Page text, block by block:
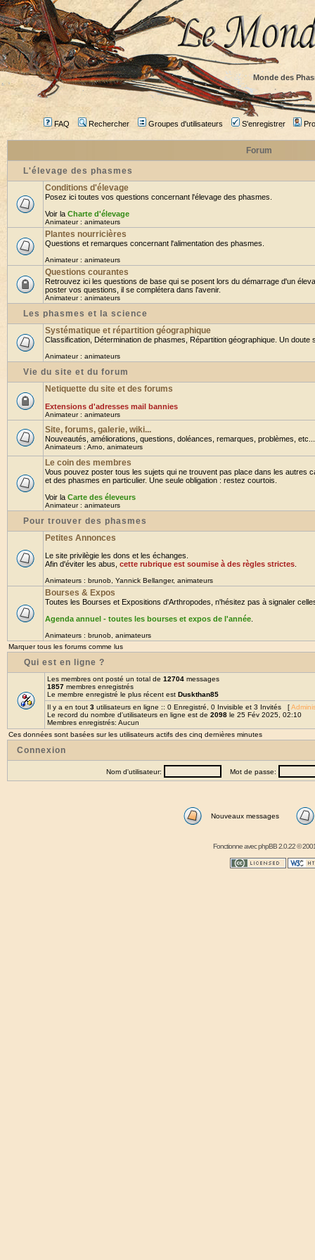
Monde des
FAQ Rechercher Groupes d'utilisateurs S'enregistrer
Forum
L'élevage des phasmes
Conditions d'élevage
Posez ici toutes vos questions concernant l'élevage des phasmes.
Voir la Charte d'élevage
Animateur : animateurs
Plantes nourricières
Questions et remarques concernant l'alimentation des phasmes.
Animateur : animateurs
Questions courantes
Retrouvez ici les questions de base qui se posent lors du démarrage d'un
poster vos questions, il se complétera dans l'avenir.
Animateur : animateurs
Les phasmes et la science
Systématique et répartition géographique
Classification, Détermination de phasmes, Répartition géographique. Un doute
Animateur : animateurs
Vie du site et du forum
Netiquette du site et des forums
Extensions d'adresses mail bannies
Animateur : animateurs
Site, forums, galerie, wiki...
Nouveautés, améliorations, questions, doléances, remarques, problèmes,
Animateurs : Arno animateurs
Le coin des membres
Vous pouvez poster tous les sujets qui ne trouvent pas place dans les autres
et des phasmes en particulier. Une seule obligation : restez courtois.
Voir la Carte des éleveurs
Animateur : animateurs
Pour trouver des phasmes
Petites Annonces
Le site privilègie les dons et les échanges.
Afin d'éviter les abus, cette rubrique est soumise à des règles strictes
Animateurs : brunob Yannick Bellanger, animateurs
Bourses & Expos
Toutes les Bourses et Expositions d'Arthropodes, n'hésitez pas à signaler
Agenda annuel - toutes les bourses et expos de l'année
Animateurs : brunob animateurs
Marquer tous les forums comme lus
Qui est en ligne ?
Les membres ont posté un total de 12704 messages
1857 membres enregistrés
Le membre enregistré le plus récent est Duskthan85
Il y a en tout 3 utilisateurs en ligne :: 0 Enregistré, 0 Invisible et 3 Invités [
Le record du nombre d'utilisateurs en ligne est de 2098 le 25 Fév 2025, 02:10
Membres enregistrés: Aucun
Ces données sont basées sur les utilisateurs actifs des cinq dernières minutes
Connexion
Nom d'utilisateur: Mot de passe:
Nouveaux messages
Fonctionne avecphpBB2.0.22 ©